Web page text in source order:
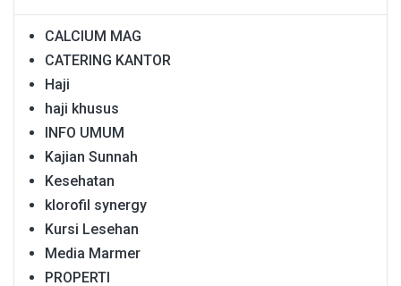
CALCIUM MAG
CATERING KANTOR
Haji
haji khusus
INFO UMUM
Kajian Sunnah
Kesehatan
klorofil synergy
Kursi Lesehan
Media Marmer
PROPERTI